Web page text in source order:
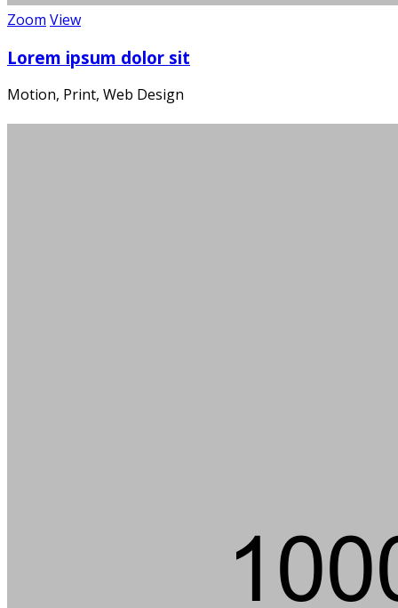
Zoom View
Lorem ipsum dolor sit
Motion, Print, Web Design